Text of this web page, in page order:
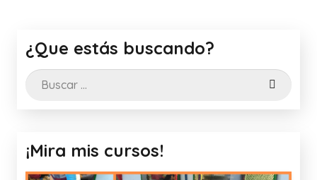
¿Que estás buscando?
Buscar:
¡Mira mis cursos!